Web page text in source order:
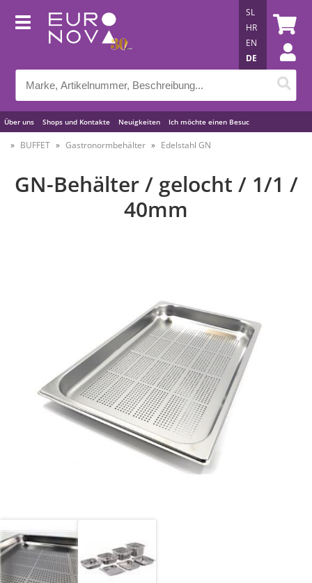
Über uns Shops und Kontakte Neuigkeiten Ich möchte einen Besuc
Nützliche Tipps
SL
HR
EN
DE
BUFFET Gastronormbehälter Edelstahl GN
GN-Behälter / gelocht / 1/1 /
40mm